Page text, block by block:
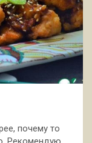
почему то